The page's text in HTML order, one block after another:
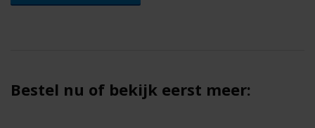
Bestel nu of bekijk eerst meer: